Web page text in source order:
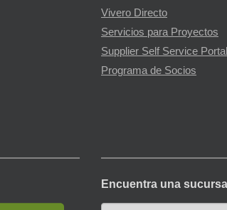
Vivero Directo
Servicios para Proyectos
Supplier Self Service Portal
Programa de Socios
Encuentra una sucursal